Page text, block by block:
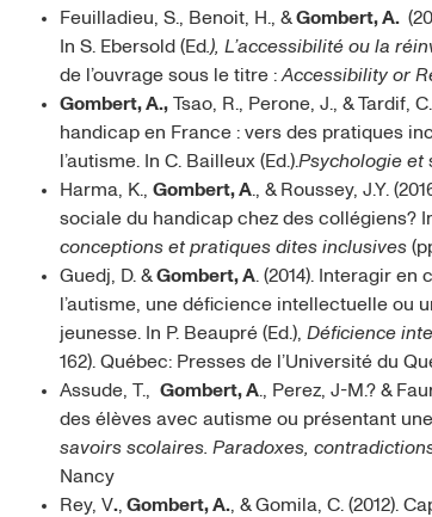
Feuilladieu, S., Benoit, H., &Gombert, A.
In S. Ebersold (Ed.), L’accessibilité ou la
de l’ouvrage sous le titre : Accessibility or
Gombert, A., Tsao, R., Perone, J., & Tardif,
handicap en France : vers des pratiques
l’autisme. In C. Bailleux (Ed.).Psychologie et
Harma, K., Gombert, A., & Roussey, J.Y.
sociale du handicap chez des collégiens?
conceptions et pratiques dites inclusives
Guedj, D. &Gombert, A. (2014). Interagir
l’autisme, une déficience intellectuelle ou
jeunesse. In P. Beaupré (Ed.), Déficience
162). Québec: Presses de l’Université du
Assude, T., Gombert, A., Perez, J-M.? &
des élèves avec autisme ou présentant
savoirs scolaires. Paradoxes,
Nancy
Rey, V., Gombert, A., & Gomila, C. (2012).